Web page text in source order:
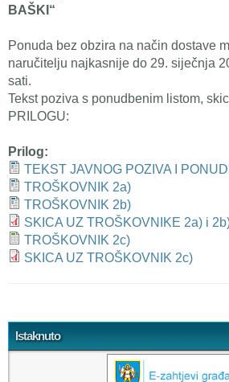
BAŠKI“
Ponuda bez obzira na način dostave
naručitelju najkasnije do 29. siječnja
sati.
Tekst poziva s ponudbenim listom,
PRILOGU:
Prilog:
TEKST JAVNOG POZIVA I
TROŠKOVNIK 2a)
TROŠKOVNIK 2b)
SKICA UZ TROŠKOVNIKE 2a) i
TROŠKOVNIK 2c)
SKICA UZ TROŠKOVNIK 2c)
Istaknuto